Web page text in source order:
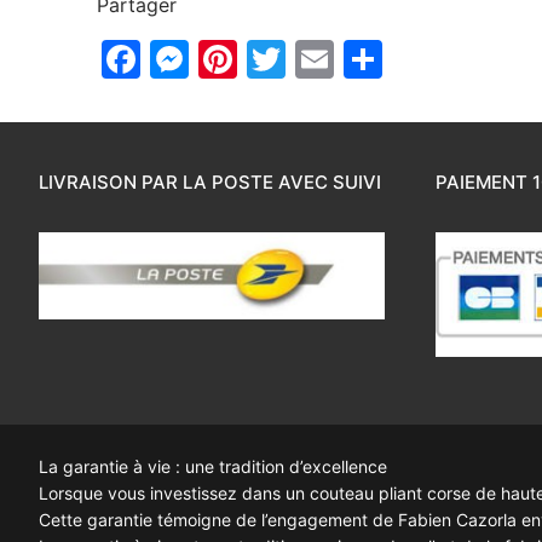
Partager
Facebook
Messenger
Pinterest
Twitter
Email
LIVRAISON PAR LA POSTE AVEC SUIVI PAIEMENT
La garantie à vie : une tradition d’excellence
Lorsque vous investissez dans un couteau pliant corse de
Cette garantie témoigne de l’engagement de Fabien Cazorla